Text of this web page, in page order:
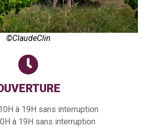
©ClaudeClin
à 19H sans interruption
à 19H sans interruption